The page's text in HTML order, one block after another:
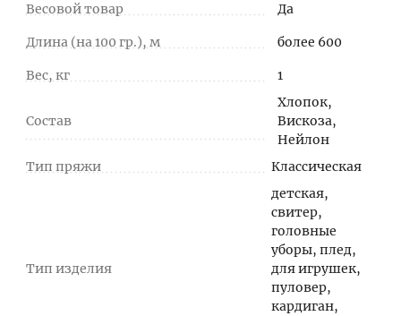
Весовой товар Да
Длина (на 100 гр.), м более 600
Вес, кг 1
Состав
Хлопок,
Вискоза,
Нейлон
Тип пряжи
Классическая
Тип изделия
детская,
свитер,
головные
уборы, плед,
для игрушек,
пуловер,
кардиган,